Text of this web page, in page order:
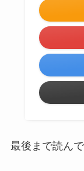
最後まで読ん